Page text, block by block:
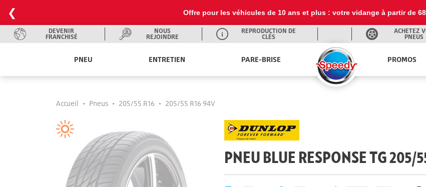
❮ Offre pour les véhicules de 10 ans et plus : votre vidange à partir de
DEVENIR
FRANCHISÉ
NOUS
REJOINDRE
REPRODUCTION DE
CLÉS
ACHETEZ
PNEUS
PNEU ENTRETIEN PARE-BRISE PROMOS
Accueil • Pneus • 205/55 R16 • 205/55 R16 94V
PNEU BLUE RESPONSE TG 205/